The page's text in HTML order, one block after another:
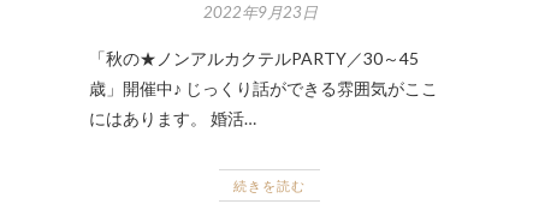
2022年9月23日
「秋の★ノンアルカクテルPARTY／30～45
歳」開催中♪ じっくり話ができる雰囲気がここ
にはあります。 婚活…
続きを読む